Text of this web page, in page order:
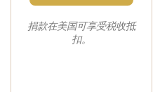
捐款在美国可享受税收抵
扣。